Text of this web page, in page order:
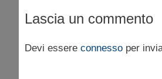
Lascia un commento
Devi essere connesso per